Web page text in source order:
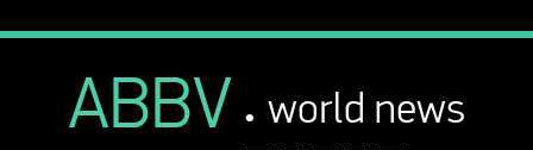
ABBV . world news